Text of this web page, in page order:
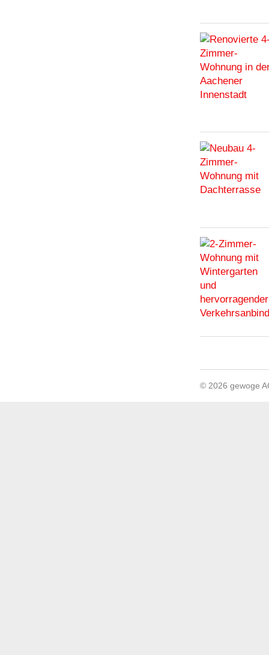
© 2026 gewoge